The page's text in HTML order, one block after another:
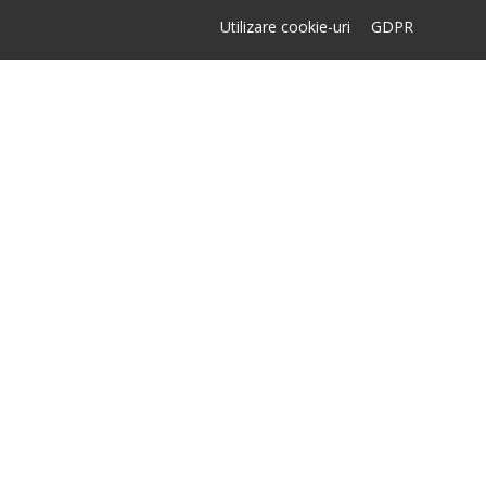
Utilizare cookie-uri GDPR